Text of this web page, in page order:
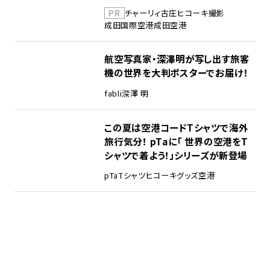
PR チャーリィ古庄ヒコーキ撮影
成田国際空港成田空港
航空写真家・深澤明が写し出す旅客
機の世界を大判ポスターでお届け！
fabli深澤 明
この夏は空港コードTシャツで海外
旅行気分！ pTaに「 世界の空港をT
シャツで着よう！」シリーズが新登場
pTaTシャツヒコーキグッズ空港